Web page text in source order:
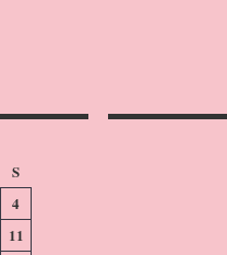
S
4
11